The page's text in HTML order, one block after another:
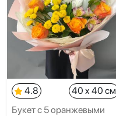
4.8
40 x 40 см
Букет с 5 оранжевыми